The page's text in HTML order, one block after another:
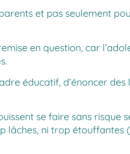
et pas seulement
en question, car
éducatif, d’énoncer
se faire sans
lâches, ni trop